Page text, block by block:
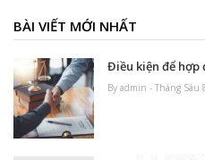
BÀI VIẾT MỚI NHẤT
Điều kiện để
By admin - Tháng Sáu